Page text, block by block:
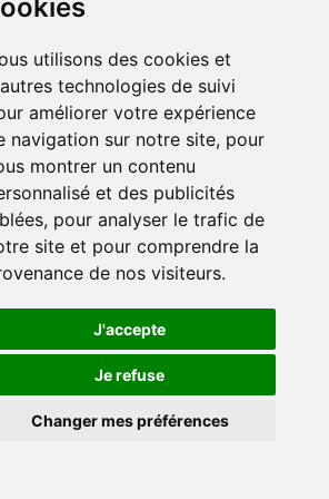
utilisons des cookies et
technologies de suivi
améliorer votre expérience
navigation sur notre site, pour
montrer un contenu
et des publicités
pour analyser le trafic de
site et pour comprendre la
de nos visiteurs.
J'accepte
Je refuse
Changer mes préférences
information)